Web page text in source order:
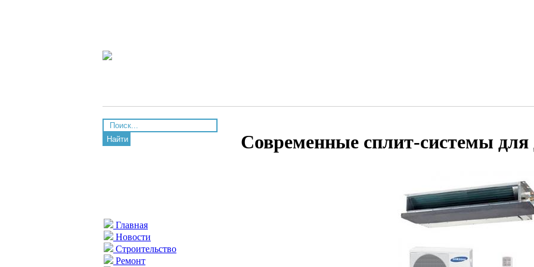
Найти
Главная
Новости
Строительство
Ремонт
Современные сплит-системы для